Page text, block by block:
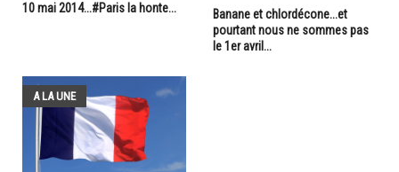
10 mai 2014...#Paris la honte...
Banane et chlordécone...et
pourtant nous ne sommes pas
le 1er avril...
A LA UNE